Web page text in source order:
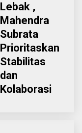
Lebak ,
Mahendra
Subrata
Prioritaskan
Stabilitas
dan
Kolaborasi